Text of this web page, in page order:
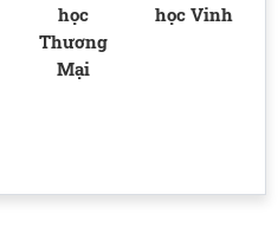
học
Thương
Mại
học Vinh